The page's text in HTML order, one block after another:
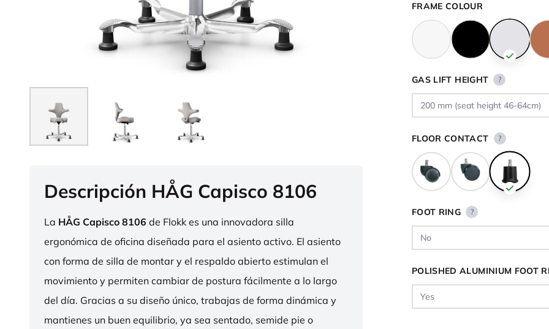
Descripción HÅG Capisco 8106
La HÅG Capisco 8106 de Flokk es una innovadora silla
ergonómica de oficina diseñada para el asiento activo. El asiento
con forma de silla de montar y el respaldo abierto estimulan el
movimiento y permiten cambiar de postura fácilmente a lo largo
del día. Gracias a su diseño único, trabajas de forma dinámica y
mantienes un buen equilibrio, ya sea sentado, semide pie o
FRAME COLOUR
GAS LIFT HEIGHT ?
FLOOR CONTACT ?
FOOT RING ?
POLISHED ALUMINIUM FOOT